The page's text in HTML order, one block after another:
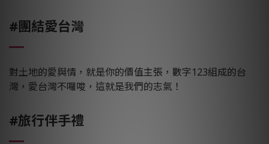
#團結愛台灣
對土地的愛與情，就是你的價值主張，數字123組成的台
灣，愛台灣不囉唆，這就是我們的志氣！
#旅行伴手禮